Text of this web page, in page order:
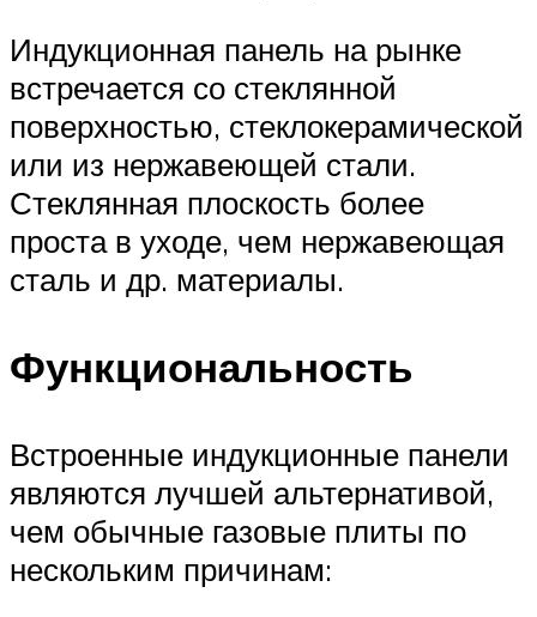
Индукционная панель на рынке
встречается со стеклянной
поверхностью, стеклокерамической
или из нержавеющей стали.
Стеклянная плоскость более
проста в уходе, чем нержавеющая
сталь и др. материалы.
Функциональность
Встроенные индукционные панели
являются лучшей альтернативой,
чем обычные газовые плиты по
нескольким причинам: